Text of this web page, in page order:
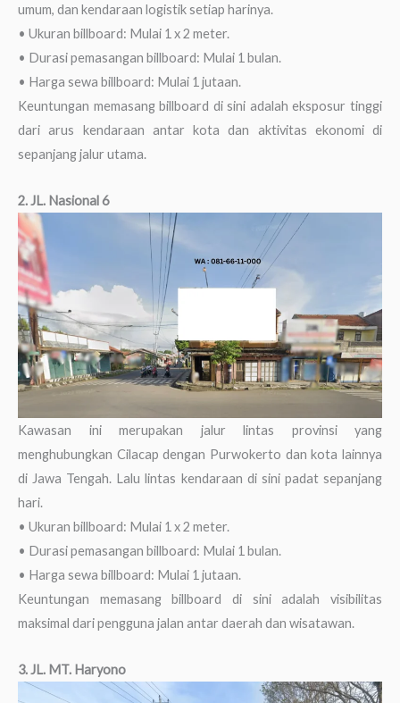
umum, dan kendaraan logistik setiap harinya.
• Ukuran billboard: Mulai 1 x 2 meter.
• Durasi pemasangan billboard: Mulai 1 bulan.
• Harga sewa billboard: Mulai 1 jutaan.
Keuntungan memasang billboard di sini adalah eksposur tinggi
dari arus kendaraan antar kota dan aktivitas ekonomi di
sepanjang jalur utama.
2. JL. Nasional 6
Kawasan ini merupakan jalur lintas provinsi yang
menghubungkan Cilacap dengan Purwokerto dan kota lainnya
di Jawa Tengah. Lalu lintas kendaraan di sini padat sepanjang
hari.
• Ukuran billboard: Mulai 1 x 2 meter.
• Durasi pemasangan billboard: Mulai 1 bulan.
• Harga sewa billboard: Mulai 1 jutaan.
Keuntungan memasang billboard di sini adalah visibilitas
maksimal dari pengguna jalan antar daerah dan wisatawan.
3. JL. MT. Haryono